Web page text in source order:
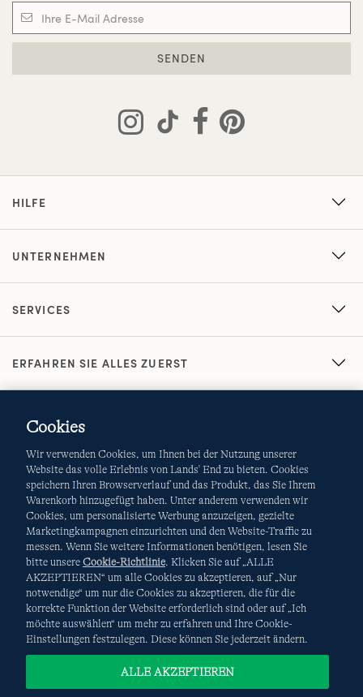
SENDEN
HILFE
UNTERNEHMEN
SERVICES
ERFAHREN SIE ALLES ZUERST
AGB Datenschutz & Sicherheit
Cookies-Ich möchte auswählen Site Map
Internationale Websites
Diese Website ist durch reCAPTCHA geschützt. Es gelten die
DatenschutzerklärungundNutzungsbedingungen
Google.
Cookies
Wir verwenden Cookies, um Ihnen bei der Nutzung unserer
Website das volle Erlebnis von Lands' End zu bieten. Cookies
speichern Ihren Browserverlauf und das Produkt, das Sie Ihrem
Warenkorb hinzugefügt haben. Unter anderem verwenden wir
Cookies, um personalisierte Werbung anzuzeigen, gezielte
Marketingkampagnen einzurichten und den Website-Traffic zu
messen. Wenn Sie weitere Informationen benötigen, lesen Sie
bitte unsere Cookie-Richtlinie. Klicken Sie auf „ALLE
AKZEPTIEREN“ um alle Cookies zu akzeptieren, auf „Nur
notwendige“ um nur die Cookies zu akzeptieren, die für die
korrekte Funktion der Website erforderlich sind oder auf „Ich
möchte auswählen“ um mehr zu erfahren und Ihre Cookie-
Einstellungen festzulegen. Diese können Sie jederzeit ändern.
ALLE AKZEPTIEREN